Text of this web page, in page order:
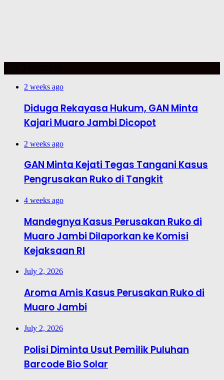
2 weeks ago
Diduga Rekayasa Hukum, GAN Minta
Kajari Muaro Jambi Dicopot
2 weeks ago
GAN Minta Kejati Tegas Tangani Kasus
Pengrusakan Ruko di Tangkit
4 weeks ago
Mandegnya Kasus Perusakan Ruko di
Muaro Jambi Dilaporkan ke Komisi
Kejaksaan RI
July 2, 2026
Aroma Amis Kasus Perusakan Ruko di
Muaro Jambi
July 2, 2026
Polisi Diminta Usut Pemilik Puluhan
Barcode Bio Solar